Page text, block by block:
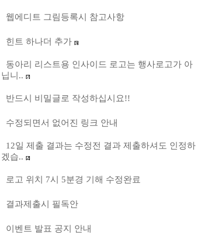
웹에디트 그림등록시 참고사항
힌트 하나더 추가 [5]
동아리 리스트용 인사이드 로고는 행사로고가 아
닙니..
[7]
반드시 비밀글로 작성하십시요!!
수정되면서 없어진 링크 안내
12일 제출 결과는 수정전 결과 제출하셔도 인정하
겠습..
[2]
로고 위치 7시 5분경 기해 수정완료
결과제출시 필독안
이벤트 발표 공지 안내